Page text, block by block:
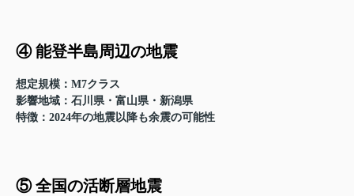
④ 能登半島周辺の地震
想定規模 ：M7クラス
影響地域 ：石川県・富山県・新潟県
特徴 ：2024年の地震以降も余震の可能性
⑤ 全国の活断層地震